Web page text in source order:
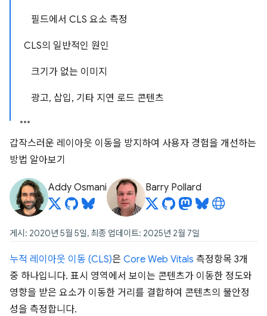
필드에서 CLS 요소 측정
CLS의 일반적인 원인
크기가 없는 이미지
광고, 삽입, 기타 지연 로드 콘텐츠
갑작스러운 레이아웃 이동을 방지하여 사용자 경험을 개선하는
방법 알아보기
Addy Osmani Barry Pollard
게시: 2020년 5월 5일, 최종 업데이트: 2025년 2월 7일
누적 레이아웃 이동 (CLS)은 Core Web Vitals 측정항목 3개
중 하나입니다. 표시 영역에서 보이는 콘텐츠가 이동한 정도와
영향을 받은 요소가 이동한 거리를 결합하여 콘텐츠의 불안정
성을 측정합니다.